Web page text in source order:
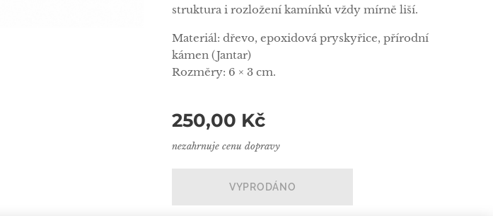
struktura i rozložení kamínků vždy mírně liší.
Materiál: dřevo, epoxidová pryskyřice, přírodní
kámen (Jantar)
Rozměry: 6 × 3 cm.
250,00 Kč
nezahrnuje cenu dopravy
VYPRODÁNO